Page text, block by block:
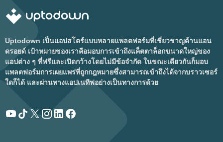
Uptodown เป็นแอปสโตร์แบบหลายแพลตฟอร์มที่เชี่ยวชาญด้านแอน
ดรอยด์ เป้าหมายของเราคือมอบการเข้าถึงแค็ตตาล็อกขนาดใหญ่ของ
แอปต่าง ๆ ที่ฟรีและเปิดกว้างโดยไม่มีข้อจำกัด ในขณะเดียวกันก็มอบ
แพลตฟอร์มการเผยแพร่ที่ถูกกฎหมายซึ่งสามารถเข้าถึงได้จากบราวเซอร์
ใดก็ได้ และผ่านทางแอปเนทีฟอย่างเป็นทางการด้วย